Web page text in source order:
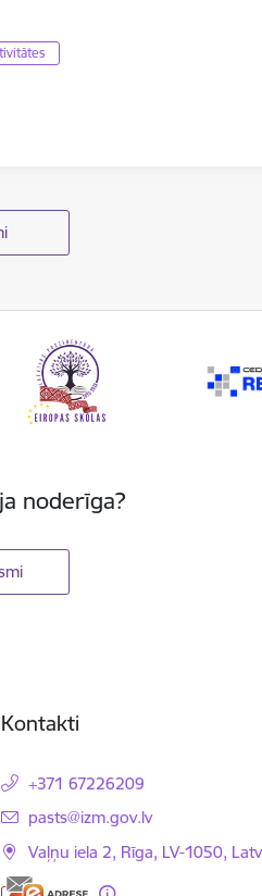
noderīga?
Kontakti
+371 67226209
E-pasts:
pasts@izm.gov.lv
Vaļņu iela 2, Rīga, LV-1050,